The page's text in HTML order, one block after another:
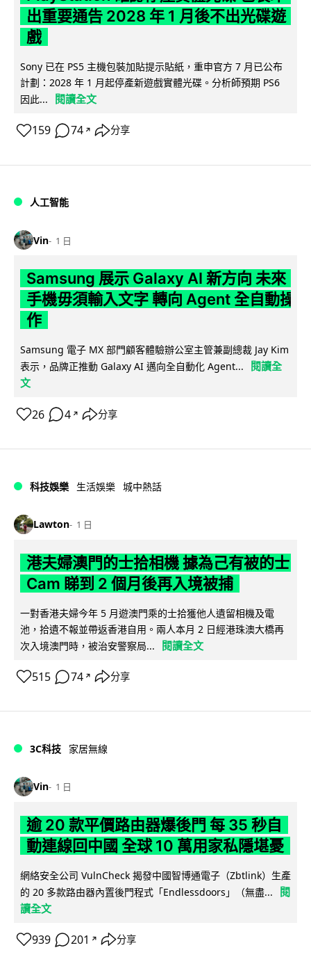
出重要通告 2028 年 1 月後不出光碟遊
戲
Sony 已在 PS5 主機包裝加貼提示貼紙，重申官方 7 月已公布
計劃：2028 年 1 月起停產新遊戲實體光碟。分析師預期 PS6
因此...
閱讀全文
159 74 ↗ 分享
人工智能
Vin 1 日
Samsung 展示 Galaxy AI 新方向 未來
手機毋須輸入文字 轉向 Agent 全自動操
作
Samsung 電子 MX 部門顧客體驗辦公室主管兼副總裁 Jay Kim
表示，品牌正推動 Galaxy AI 邁向全自動化 Agent...
閱讀全
文
26 4 ↗ 分享
科技娛樂 生活娛樂 城中熱話
Lawton 1 日
港夫婦澳門的士拾相機 據為己有被的士
Cam 睇到 2 個月後再入境被捕
一對香港夫婦今年 5 月遊澳門乘的士拾獲他人遺留相機及電
池，拾遺不報並帶返香港自用。兩人本月 2 日經港珠澳大橋再
次入境澳門時，被治安警察局...
閱讀全文
515 74 ↗ 分享
3C科技 家居無線
Vin 1 日
逾 20 款平價路由器爆後門 每 35 秒自
動連線回中國 全球 10 萬用家私隱堪憂
網絡安全公司 VulnCheck 揭發中國智博通電子（Zbtlink）生產
的 20 多款路由器內置後門程式「Endlessdoors」（無盡...
閱
讀全文
939 201 ↗ 分享